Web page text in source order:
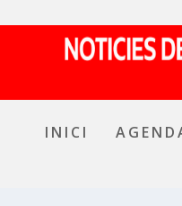
INICI